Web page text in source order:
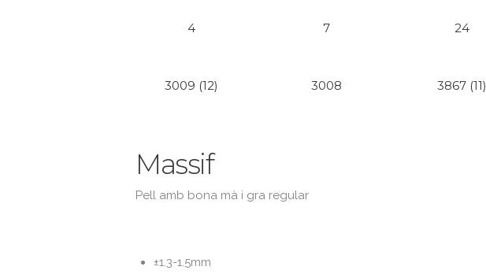
4 7 24
3009 (12) 3008 3867 (11)
Massif
Pell amb bona mà i gra regular
±1.3-1.5mm